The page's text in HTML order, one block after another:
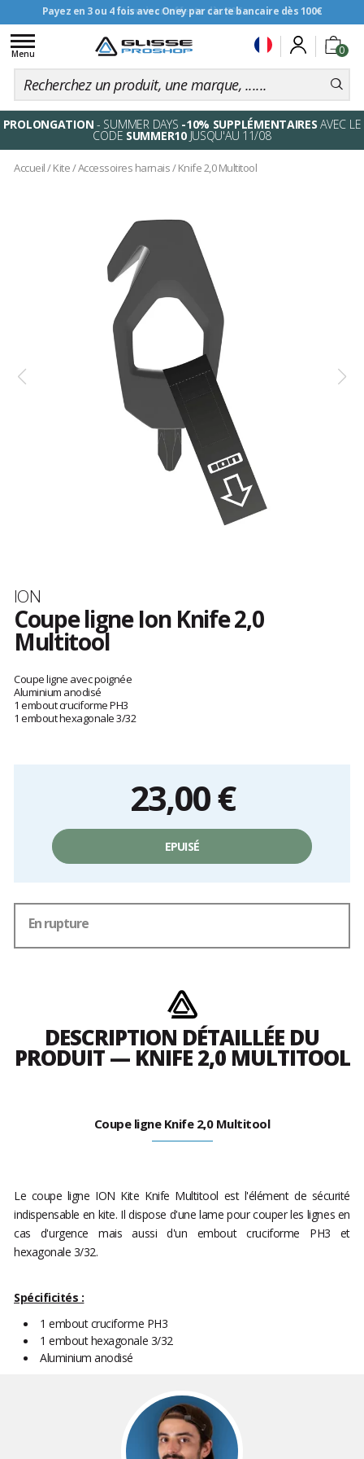
Payez en 3 ou 4 fois avec Oney par carte bancaire dès 100€
Livraison offerte dès 99€
0
Toggle
navigation
Menu
PROLONGATION - SUMMER DAYS -10% SUPPLÉMENTAIRES AVEC LE
CODE SUMMER10JUSQU'AU 11/08
Accueil/Kite/Accessoires harnais/Knife 2,0 Multitool
Marque
ION
Coupe ligne Ion Knife 2,0
Multitool
avis
clients
Coupe ligne avec poignée
Aluminium anodisé
1 embout cruciforme PH3
1 embout hexagonale 3/32
23,00 €
unitaire,
EPUISÉ
En rupture
DESCRIPTION DÉTAILLÉE DU
PRODUIT — KNIFE 2,0 MULTITOOL
Coupe ligne Knife 2,0 Multitool
Le coupe ligne ION Kite Knife Multitool est l'élément de sécurité
indispensable en kite. Il dispose d'une lame pour couper les lignes en
cas d'urgence mais aussi d'un embout cruciforme PH3 et
hexagonale 3/32.
Spécificités :
1 embout cruciforme PH3
1 embout hexagonale 3/32
Aluminium anodisé